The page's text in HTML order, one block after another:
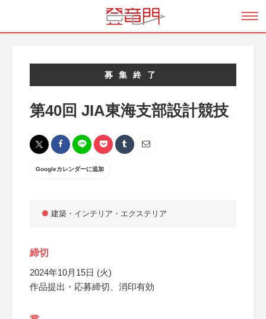
募集終了
第40回 JIA東海支部設計競技
Googleカレンダーに追加
建築・インテリア・エクステリア
締切
2024年10月15日 (火)
作品提出・応募締切、消印有効